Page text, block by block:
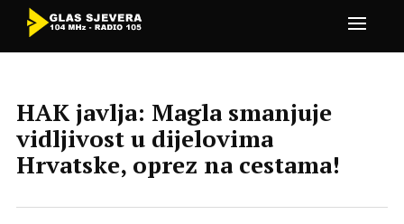
HAK javlja: Magla smanjuje
vidljivost u dijelovima
Hrvatske, oprez na cestama!